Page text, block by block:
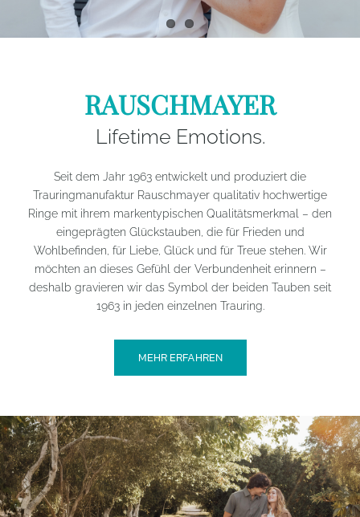
RAUSCHMAYER
Lifetime Emotions.
Seit dem Jahr 1963 entwickelt und produziert die
Trauringmanufaktur Rauschmayer qualitativ hochwertige
Ringe mit ihrem markentypischen Qualitätsmerkmal – den
eingeprägten Glückstauben, die für Frieden und
Wohlbefinden, für Liebe, Glück und für Treue stehen. Wir
möchten an dieses Gefühl der Verbundenheit erinnern –
deshalb gravieren wir das Symbol der beiden Tauben seit
1963 in jeden einzelnen Trauring.
MEHR ERFAHREN